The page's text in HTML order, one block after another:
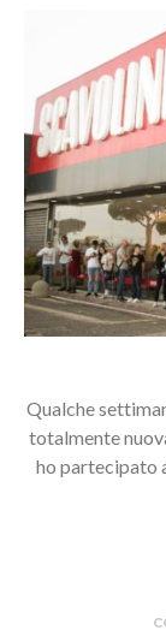
Qualche
totalmente
ho partecipato